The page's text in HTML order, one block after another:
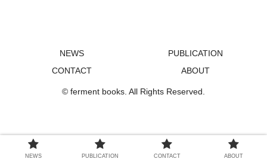
NEWS
PUBLICATION
CONTACT
ABOUT
© ferment books. All Rights Reserved.
NEWS PUBLICATION CONTACT ABOUT